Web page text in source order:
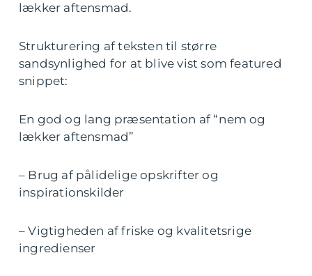
lækker aftensmad.
Strukturering af teksten til større
sandsynlighed for at blive vist som featured
snippet:
En god og lang præsentation af “nem og
lækker aftensmad”
– Brug af pålidelige opskrifter og
inspirationskilder
– Vigtigheden af friske og kvalitetsrige
ingredienser